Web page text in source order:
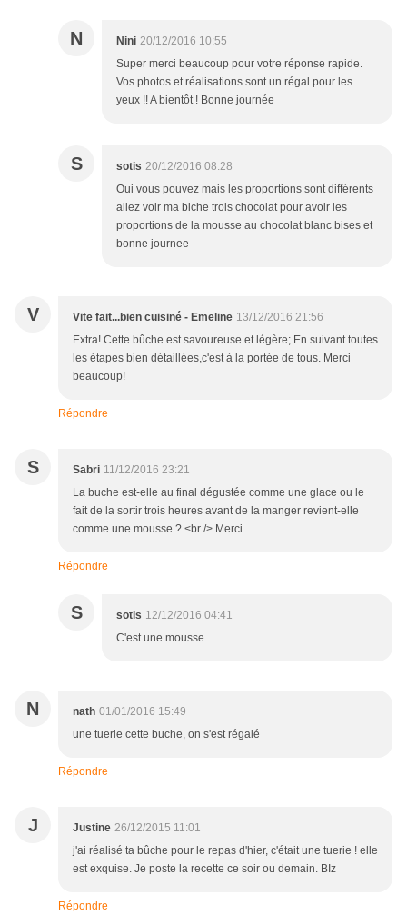
N Nini 20/12/2016 10:55
Super merci beaucoup pour votre réponse rapide.
Vos photos et réalisations sont un régal pour les
yeux !! A bientôt ! Bonne journée
S sotis 20/12/2016 08:28
Oui vous pouvez mais les proportions sont différents
allez voir ma biche trois chocolat pour avoir les
proportions de la mousse au chocolat blanc bises et
bonne journee
V Vite fait...bien cuisiné - Emeline 13/12/2016 21:56
Extra! Cette bûche est savoureuse et légère; En suivant toutes
les étapes bien détaillées,c'est à la portée de tous. Merci
beaucoup!
Répondre
S Sabri 11/12/2016 23:21
La buche est-elle au final dégustée comme une glace ou le
fait de la sortir trois heures avant de la manger revient-elle
comme une mousse ? <br /> Merci
Répondre
S sotis 12/12/2016 04:41
C'est une mousse
N nath 01/01/2016 15:49
une tuerie cette buche, on s'est régalé
Répondre
J Justine 26/12/2015 11:01
j'ai réalisé ta bûche pour le repas d'hier, c'était une tuerie ! elle
est exquise. Je poste la recette ce soir ou demain. BIz
Répondre